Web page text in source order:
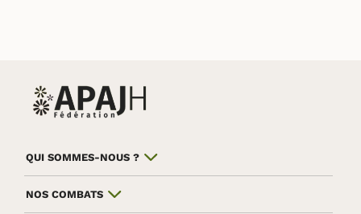
QUI SOMMES-NOUS ?
NOS COMBATS